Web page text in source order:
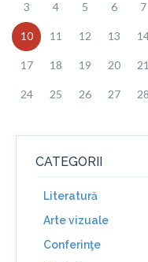
3 4 5 6 7
10 11 12 13
17 18 19 20 21
24 25 26 27 28
CATEGORII
Literatură
Arte vizuale
Conferinţe